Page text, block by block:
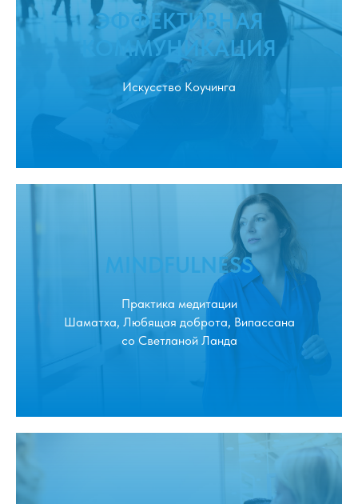
ЭФФЕКТИВНАЯ
КОММУНИКАЦИЯ
Искусство Коучинга
MINDFULNESS
Практика медитации
Шаматха, Любящая доброта, Випассана
со Светланой Ланда